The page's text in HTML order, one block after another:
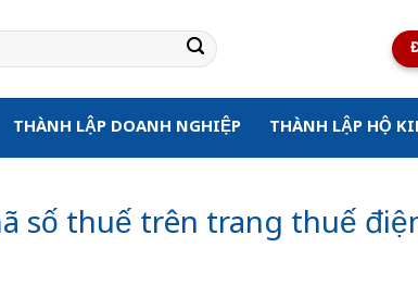
THÀNH LẬP DOANH NGHIỆP THÀNH LẬP HỘ
số thuế trên trang thuế